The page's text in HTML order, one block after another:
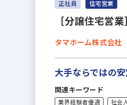
正社員 住宅営業
［分譲住宅営
タマホーム株式会社
大手ならではの
関連キーワード
業界経験者優遇
社会